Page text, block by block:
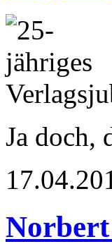
Ja doch,